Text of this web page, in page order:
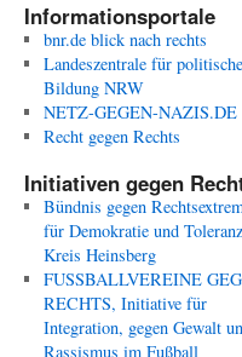
Informationsportale
bnr.de blick nach rechts
Landeszentrale für politische
Bildung NRW
NETZ-GEGEN-NAZIS.DE
Recht gegen Rechts
Initiativen gegen
Bündnis gegen
für Demokratie und
Kreis Heinsberg
FUSSBALLVEREINE
RECHTS, Initiative für
Integration, gegen Gewalt
Rassismus im Fußball